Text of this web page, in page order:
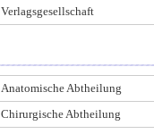
Verlagsgesellschaft
Anatomische Abtheilung
Chirurgische Abtheilung